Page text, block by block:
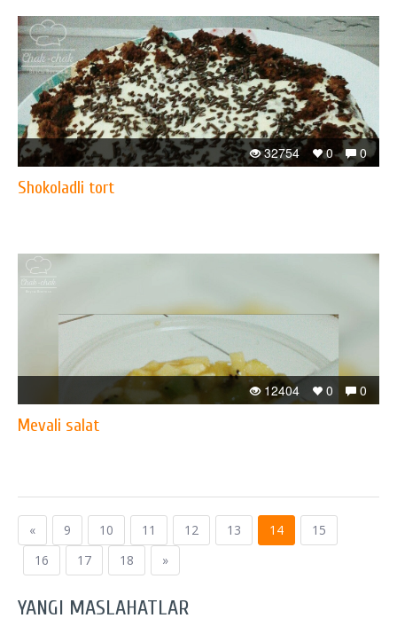
0
0
32754
Shokoladli tort
0
0
12404
Mevali salat
« 9 10 11 12 13 14
15
16
17 18 »
YANGI MASLAHATLAR